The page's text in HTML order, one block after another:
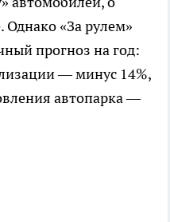
Однако «За рулем»
прогноз на год:
— минус 14%,
автопарка —